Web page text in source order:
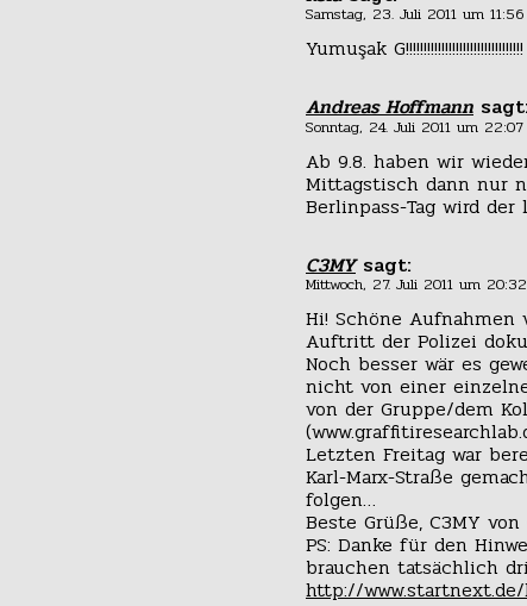
Samstag, 23. Juli 2011 um
Yumuşak G!!!!!!!!!!!!!!!!!!!!!!!!!!!!!!!!!
Andreas Hoffmann sagt:
Sonntag, 24. Juli 2011 um
Ab 9.8. haben wir
Mittagstisch dann nur
Berlinpass-Tag wird
C3MY sagt:
Mittwoch, 27. Juli 2011 um
Hi! Schöne
Auftritt der Polizei
Noch besser wär es
nicht von einer
von der Gruppe/dem
Letzten Freitag war
Karl-Marx-Straße
folgen…
Beste Grüße, C3MY von
PS: Danke für den
brauchen tatsächlich
http://